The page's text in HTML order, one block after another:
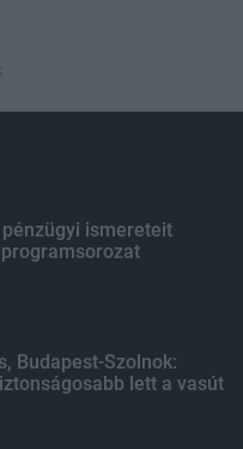
ismereteit
Budapest-Szolnok:
lett a vasút